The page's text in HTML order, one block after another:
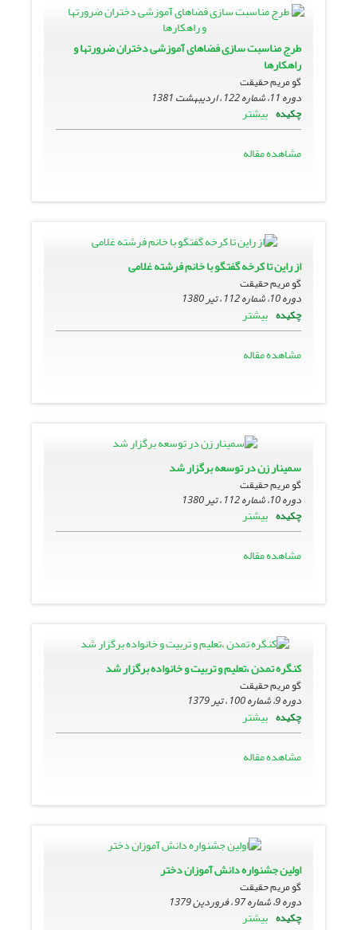
طرج مناسبت سازى فضاهاى آموزشى دختران ضرورتها و
راهکارها
گو مریم حقیقت
دوره 11، شماره 122 ، اردیبهشت 1381
چکیده بیشتر
مشاهده مقاله
از راین تا کرخه گفتگو با خانم فرشته غلامى
گو مریم حقیقت
دوره 10، شماره 112 ، تیر 1380
چکیده بیشتر
مشاهده مقاله
سمینار زن در توسعه برگزار شد
گو مریم حقیقت
دوره 10، شماره 112 ، تیر 1380
چکیده بیشتر
مشاهده مقاله
کنگره تمدن ،تعلیم و تربیت و خانواده برگزار شد
گو مریم حقیقت
دوره 9، شماره 100 ، تیر 1379
چکیده بیشتر
مشاهده مقاله
اولین جشنواره دانش آموزان دختر
گو مریم حقیقت
دوره 9، شماره 97 ، فروردین 1379
چکیده بیشتر